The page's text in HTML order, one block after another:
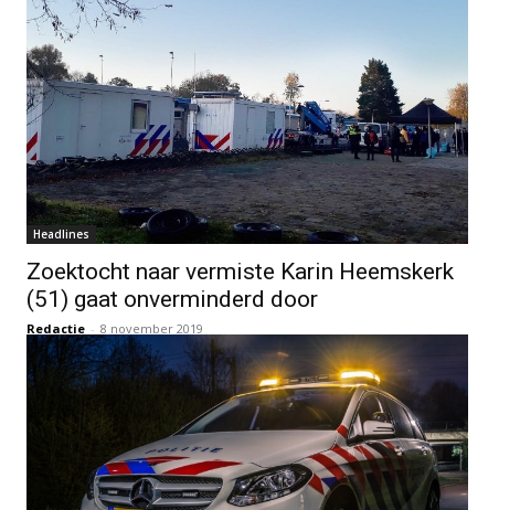
Headlines
Zoektocht naar vermiste Karin Heemskerk
(51) gaat onverminderd door
Redactie - 8 november 2019